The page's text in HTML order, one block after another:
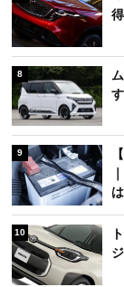
8
9
10